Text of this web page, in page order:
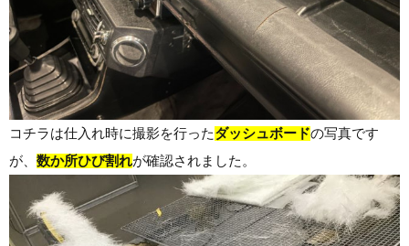
コチラは仕入れ時に撮影を行ったダッシュボードの写真です
が、 数か所ひび割れが確認されました。